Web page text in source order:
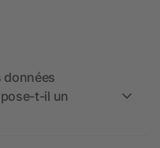
données
t-il un